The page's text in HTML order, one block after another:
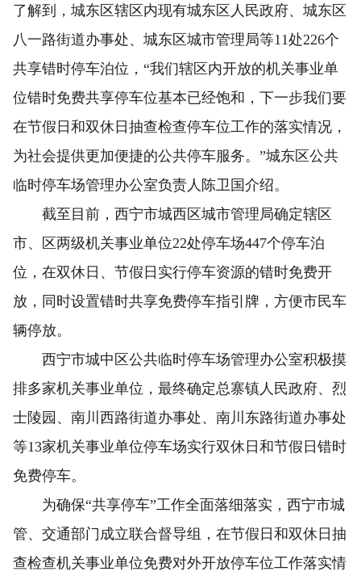
了解到，城东区辖区内现有城东区人民政府、城东区
八一路街道办事处、城东区城市管理局等11处226个
共享错时停车泊位，“我们辖区内开放的机关事业单
位错时免费共享停车位基本已经饱和，下一步我们要
在节假日和双休日抽查检查停车位工作的落实情况，
为社会提供更加便捷的公共停车服务。”城东区公共
临时停车场管理办公室负责人陈卫国介绍。
截至目前，西宁市城西区城市管理局确定辖区
市、区两级机关事业单位22处停车场447个停车泊
位，在双休日、节假日实行停车资源的错时免费开
放，同时设置错时共享免费停车指引牌，方便市民车
辆停放。
西宁市城中区公共临时停车场管理办公室积极摸
排多家机关事业单位，最终确定总寨镇人民政府、烈
士陵园、南川西路街道办事处、南川东路街道办事处
等13家机关事业单位停车场实行双休日和节假日错时
免费停车。
为确保“共享停车”工作全面落细落实，西宁市城
管、交通部门成立联合督导组，在节假日和双休日抽
查检查机关事业单位免费对外开放停车位工作落实情